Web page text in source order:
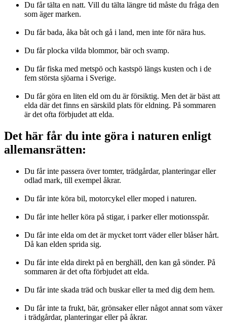
Du får tälta en natt. Vill du tälta längre tid måste du fråga den
som äger marken.
Du får bada, åka båt och gå i land, men inte för nära hus.
Du får plocka vilda blommor, bär och svamp.
Du får fiska med metspö och kastspö längs kusten och i de
fem största sjöarna i Sverige.
Du får göra en liten eld om du är försiktig. Men det är bäst att
elda där det finns en särskild plats för eldning. På sommaren
är det ofta förbjudet att elda.
Det här får du inte göra i naturen enligt
allemansrätten:
Du får inte passera över tomter, trädgårdar, planteringar eller
odlad mark, till exempel åkrar.
Du får inte köra bil, motorcykel eller moped i naturen.
Du får inte heller köra på stigar, i parker eller motionsspår.
Du får inte elda om det är mycket torrt väder eller blåser hårt.
Då kan elden sprida sig.
Du får inte elda direkt på en berghäll, den kan gå sönder. På
sommaren är det ofta förbjudet att elda.
Du får inte skada träd och buskar eller ta med dig dem hem.
Du får inte ta frukt, bär, grönsaker eller något annat som växer
i trädgårdar, planteringar eller på åkrar.